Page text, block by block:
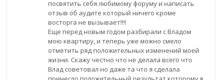
посвятить себя любимому форуму и написать
отзыв об аудите который ничего кроме
восторга не вызывает!!!!
Еще перед новым годом разбирали с Владом
мою квартиру, и теперь уже можно смело
отметить ряд положительных изменений моей
жизни. Скажу честно что не делала всего что
Влад советовал но даже та что я сделала